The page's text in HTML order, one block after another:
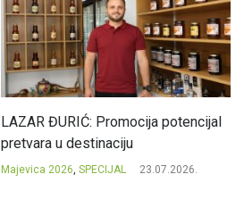
LAZAR ĐURIĆ: Promocija potencijal
pretvara u destinaciju
Majevica 2026, SPECIJAL 23.07.2026.